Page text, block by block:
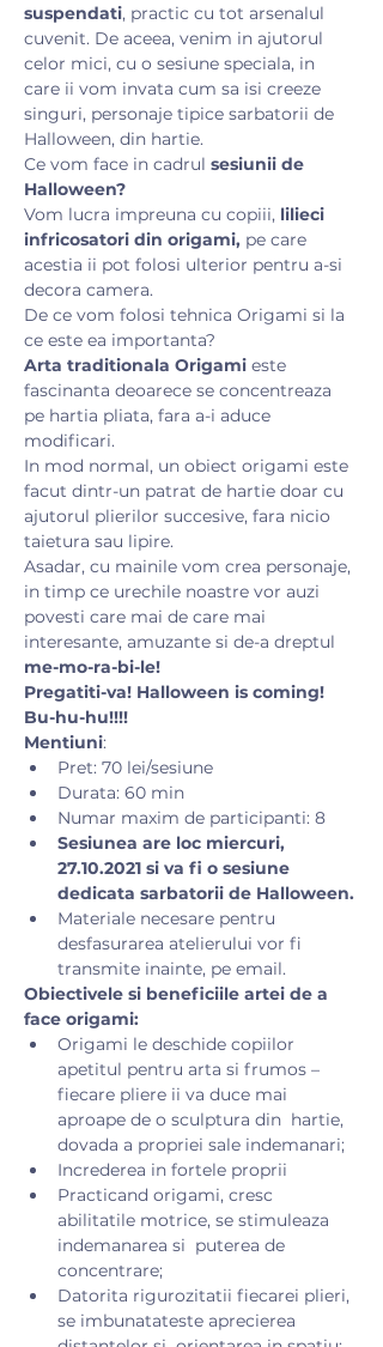
suspendati, practic cu tot arsenalul
cuvenit. De aceea, venim in ajutorul
celor mici, cu o sesiune speciala, in
care ii vom invata cum sa isi creeze
singuri, personaje tipice sarbatorii de
Halloween, din hartie.
Ce vom face in cadrul sesiunii de
Halloween?
Vom lucra impreuna cu copiii, lilieci
infricosatori din origami, pe care
acestia ii pot folosi ulterior pentru a-si
decora camera.
De ce vom folosi tehnica Origami si la
ce este ea importanta?
Arta traditionala Origami este
fascinanta deoarece se concentreaza
pe hartia pliata, fara a-i aduce
modificari.
In mod normal, un obiect origami este
facut dintr-un patrat de hartie doar cu
ajutorul plierilor succesive, fara nicio
taietura sau lipire.
Asadar, cu mainile vom crea personaje,
in timp ce urechile noastre vor auzi
povesti care mai de care mai
interesante, amuzante si de-a dreptul
me-mo-ra-bi-le!
Pregatiti-va! Halloween is coming!
Bu-hu-hu!!!!
Mentiuni:
Pret: 70 lei/sesiune
Durata: 60 min
Numar maxim de participanti: 8
Sesiunea are loc miercuri,
27.10.2021 si va fi o sesiune
dedicata sarbatorii de Halloween.
Materiale necesare pentru
desfasurarea atelierului vor fi
transmite inainte, pe email.
Obiectivele si beneficiile artei de a
face origami:
Origami le deschide copiilor
apetitul pentru arta si frumos –
fiecare pliere ii va duce mai
aproape de o sculptura din  hartie,
dovada a propriei sale indemanari;
Increderea in fortele proprii
Practicand origami, cresc
abilitatile motrice, se stimuleaza
indemanarea si  puterea de
concentrare;
Datorita rigurozitatii fiecarei plieri,
se imbunatateste aprecierea